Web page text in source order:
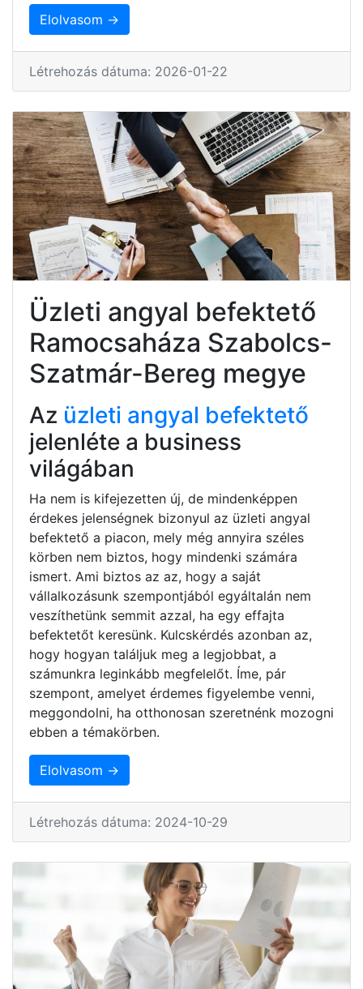
Elolvasom →
Létrehozás dátuma: 2026-01-22
Üzleti angyal befektető
Ramocsaháza Szabolcs-
Szatmár-Bereg megye
Az üzleti angyal befektető
jelenléte a business
világában
Ha nem is kifejezetten új, de mindenképpen
érdekes jelenségnek bizonyul az üzleti angyal
befektető a piacon, mely még annyira széles
körben nem biztos, hogy mindenki számára
ismert. Ami biztos az az, hogy a saját
vállalkozásunk szempontjából egyáltalán nem
veszíthetünk semmit azzal, ha egy effajta
befektetőt keresünk. Kulcskérdés azonban az,
hogy hogyan találjuk meg a legjobbat, a
számunkra leginkább megfelelőt. Íme, pár
szempont, amelyet érdemes figyelembe venni,
meggondolni, ha otthonosan szeretnénk mozogni
ebben a témakörben.
Elolvasom →
Létrehozás dátuma: 2024-10-29